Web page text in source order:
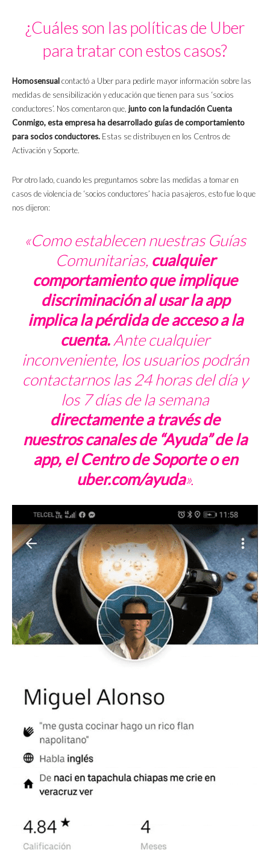
¿Cuáles son las políticas de Uber
para tratar con estos casos?
Homosensualcontactó a Uber para pedirle mayor información sobre las
medidas de sensibilización y educación que tienen para sus ‘socios
conductores’. Nos comentaron que, junto con la fundación Cuenta
Conmigo, esta empresa ha desarrollado guías de comportamiento
para socios conductores. Estas se distribuyen en los Centros de
Activación y Soporte.
Por otro lado, cuando les preguntamos sobre las medidas a tomar en
casos de violencia de ‘socios conductores’ hacia pasajeros, esto fue lo que
nos dijeron:
«Como establecen nuestras Guías
Comunitarias, cualquier
comportamiento que implique
discriminación al usar laapp
implica la pérdida de acceso a la
cuenta.Ante cualquier
inconveniente, los usuarios podrán
contactarnos las 24 horas del día y
los 7 días de la semana
directamente a través de
nuestros canales de “Ayuda” de la
app, el Centro de Soporte o en
uber.com/ayuda».